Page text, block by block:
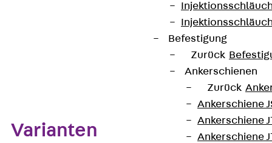
Befestigung
Zurück
Ankerschienen
Zurück
Ankerschiene
Ankerschiene
Ankerschiene
Varianten